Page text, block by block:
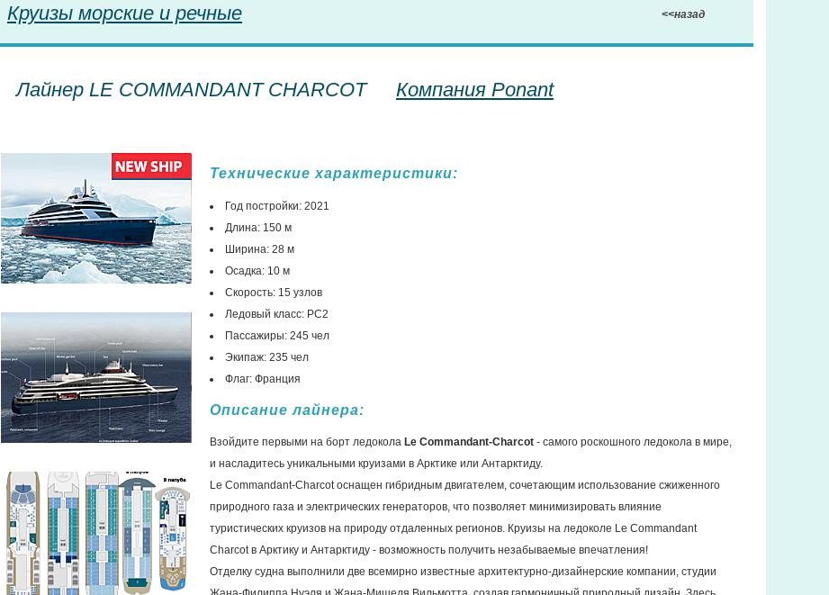
Круизы морские и речные <<назад
Лайнер LE COMMANDANT CHARCOT Компания Ponant
Технические характеристики:
Год постройки: 2021
Длина: 150 м
Ширина: 28 м
Осадка: 10 м
Скорость: 15 узлов
Ледовый класс: PC2
Пассажиры: 245 чел
Экипаж: 235 чел
Флаг: Франция
Описание лайнера:
Взойдите первыми на борт ледокола Le Commandant-Charcot - самого роскошного ледокола в мире,
и насладитесь уникальными круизами в Арктике или Антарктиду.
Le Commandant-Charcot оснащен гибридным двигателем, сочетающим использование сжиженного
природного газа и электрических генераторов, что позволяет минимизировать влияние
туристических круизов на природу отдаленных регионов. Круизы на ледоколе Le Commandant
Charcot в Арктику и Антарктиду - возможность получить незабываемые впечатления!
Отделку судна выполнили две всемирно известные архитектурно-дизайнерские компании, студии